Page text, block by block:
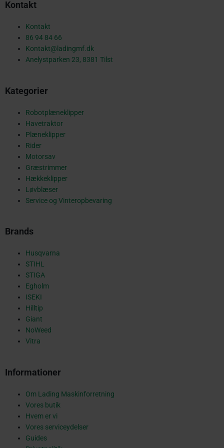
b
k
a
Kontakt
Kontakt
86 94 84 66
Kontakt@ladingmf.dk
Anelystparken 23, 8381 Tilst
Kategorier
Robotplæneklipper
Havetraktor
Plæneklipper
Rider
Motorsav
Græstrimmer
Hækkeklipper
Løvblæser
Service og Vinteropbevaring
Brands
Husqvarna
STIHL
STIGA
Egholm
ISEKI
Hilltip
Giant
NoWeed
Vitra
Informationer
Om Lading Maskinforretning
Vores butik
Hvem er vi
Vores serviceydelser
Guides